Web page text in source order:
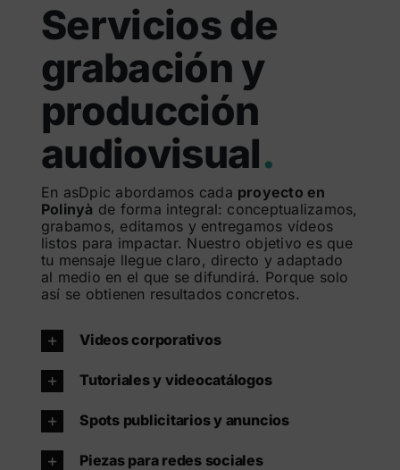
Servicios de
grabación y
producción
audiovisual.
En asDpic abordamos cada proyecto en
Polinyà de forma integral: conceptualizamos,
grabamos, editamos y entregamos vídeos
listos para impactar. Nuestro objetivo es que
tu mensaje llegue claro, directo y adaptado
al medio en el que se difundirá. Porque solo
así se obtienen resultados concretos.
Videos corporativos
Tutoriales y videocatálogos
Spots publicitarios y anuncios
Piezas para redes sociales